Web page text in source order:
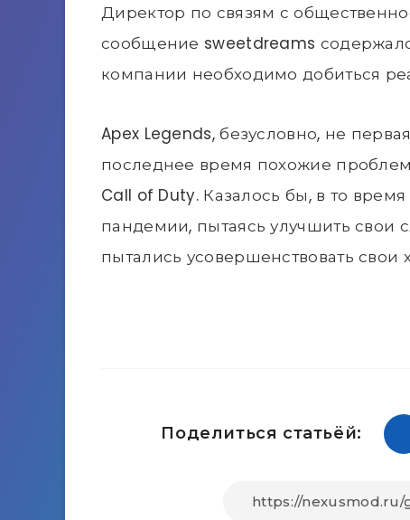
Директор по связям с
сообщение sweetdreams
компании необходимо добиться
Apex Legends, безусловно, не
последнее время похожие
Call of Duty. Казалось бы, в то
пандемии, пытаясь улучшить свои
пытались усовершенствовать свои
Поделиться статьёй: